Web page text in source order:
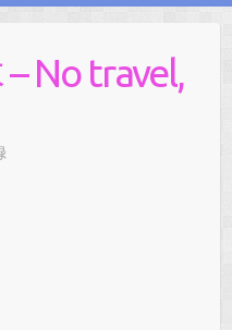
No travel,